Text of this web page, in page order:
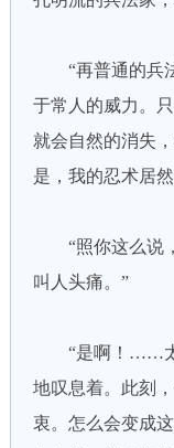
“再普通的兵法
于常人的威力。
就会自然的消失
是，我的忍术居
“照你这么说
叫人头痛。”
“是啊！……太
地叹息着。此刻
衷。怎么会变成